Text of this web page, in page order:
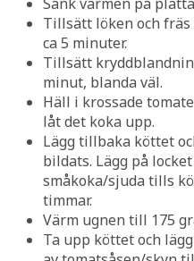
Tillsätt löken och
ca 5 minuter.
Tillsätt
minut, blanda väl.
Häll i krossade
låt det koka upp.
Lägg tillbaka köttet
bildats. Lägg på
småkoka/sjuda tills
timmar.
Värm ugnen till 175
Ta upp köttet och